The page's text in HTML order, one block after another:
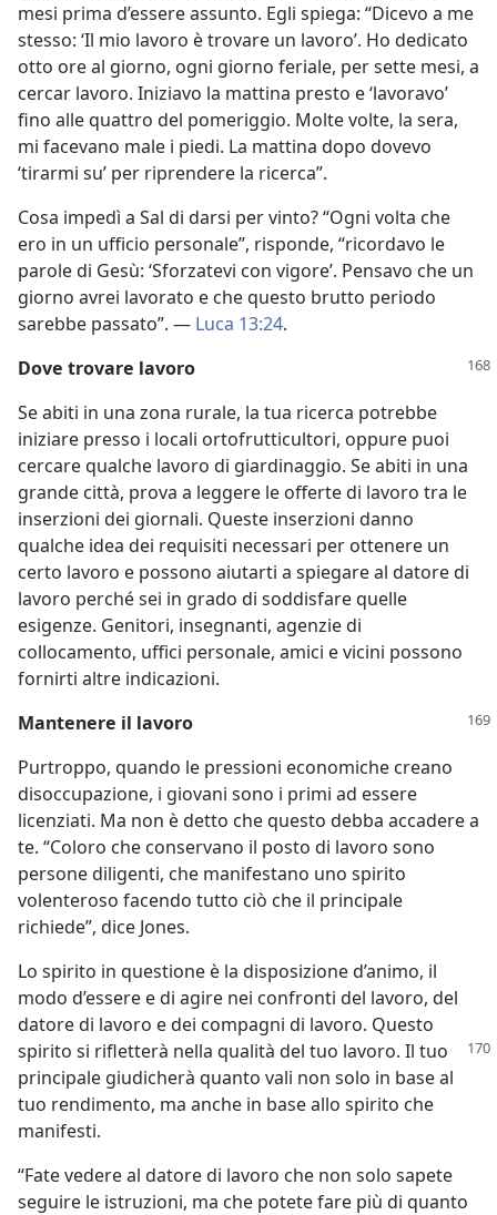
mesi prima d’essere assunto. Egli spiega: “Dicevo a me
stesso: ‘Il mio lavoro è trovare un lavoro’. Ho dedicato
otto ore al giorno, ogni giorno feriale, per sette mesi, a
cercar lavoro. Iniziavo la mattina presto e ‘lavoravo’
fino alle quattro del pomeriggio. Molte volte, la sera,
mi facevano male i piedi. La mattina dopo dovevo
‘tirarmi su’ per riprendere la ricerca”.
Cosa impedì a Sal di darsi per vinto? “Ogni volta che
ero in un ufficio personale”, risponde, “ricordavo le
parole di Gesù: ‘Sforzatevi con vigore’. Pensavo che un
giorno avrei lavorato e che questo brutto periodo
sarebbe passato”. — Luca 13:24.
Dove trovare lavoro
Se abiti in una zona rurale, la tua ricerca potrebbe
iniziare presso i locali ortofrutticultori, oppure puoi
cercare qualche lavoro di giardinaggio. Se abiti in una
grande città, prova a leggere le offerte di lavoro tra le
inserzioni dei giornali. Queste inserzioni danno
qualche idea dei requisiti necessari per ottenere un
certo lavoro e possono aiutarti a spiegare al datore di
lavoro perché sei in grado di soddisfare quelle
esigenze. Genitori, insegnanti, agenzie di
collocamento, uffici personale, amici e vicini possono
fornirti altre indicazioni.
Mantenere il lavoro
Purtroppo, quando le pressioni economiche creano
disoccupazione, i giovani sono i primi ad essere
licenziati. Ma non è detto che questo debba accadere a
te. “Coloro che conservano il posto di lavoro sono
persone diligenti, che manifestano uno spirito
volenteroso facendo tutto ciò che il principale
richiede”, dice Jones.
Lo spirito in questione è la disposizione d’animo, il
modo d’essere e di agire nei confronti del lavoro, del
datore di lavoro e dei compagni di lavoro. Questo
spirito si rifletterà nella qualità del tuo lavoro. Il tuo
principale giudicherà quanto vali non solo in base al
tuo rendimento, ma anche in base allo spirito che
manifesti.
“Fate vedere al datore di lavoro che non solo sapete
seguire le istruzioni, ma che potete fare più di quanto